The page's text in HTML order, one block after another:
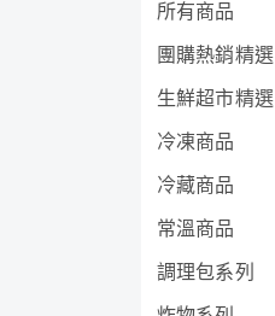
所有商品
團購熱銷精選
生鮮超市精選
冷凍商品
冷藏商品
常溫商品
調理包系列